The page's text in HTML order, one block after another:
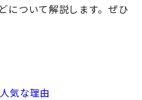
について解説します。ぜひ
気な理由